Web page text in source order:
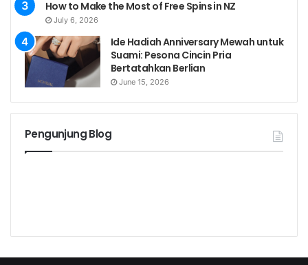
How to Make the Most of Free Spins in NZ
July 6, 2026
Ide Hadiah Anniversary Mewah untuk
Suami: Pesona Cincin Pria
Bertatahkan Berlian
June 15, 2026
Pengunjung Blog